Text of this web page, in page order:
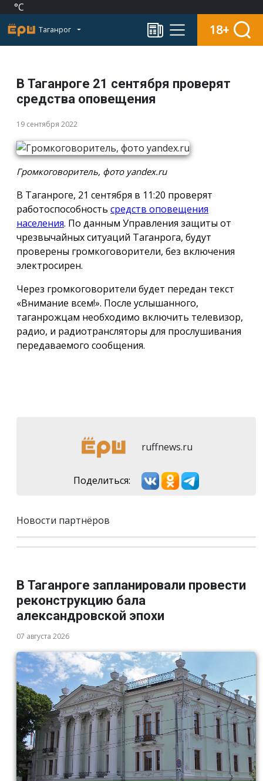
°C
Таганрог 18+
В Таганроге 21 сентября проверят
средства оповещения
19 сентября 2022
Громкоговоритель, фото yandex.ru
В Таганроге, 21 сентября в 11:20 проверят
работоспособность средств оповещения
населения. По данным Управления защиты от
чрезвычайных ситуаций Таганрога, будут
проверены громкоговорители, без включения
электросирен.
Через громкоговорители будет передан текст
«Внимание всем!». После услышанного,
таганрожцам необходимо включить телевизор,
радио, и радиотрансляторы для прослушивания
передаваемого сообщения.
ruffnews.ru
Поделиться:
Новости партнёров
В Таганроге запланировали провести
реконструкцию бала
александровской эпохи
07 августа 2026